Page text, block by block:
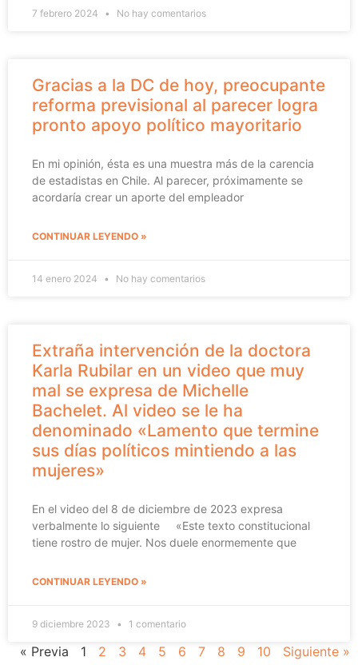
7 febrero 2024 No hay comentarios
Gracias a la DC de hoy, preocupante
reforma previsional al parecer logra
pronto apoyo político mayoritario
En mi opinión, ésta es una muestra más de la carencia
de estadistas en Chile. Al parecer, próximamente se
acordaría crear un aporte del empleador
CONTINUAR LEYENDO »
14 enero 2024 No hay comentarios
Extraña intervención de la doctora
Karla Rubilar en un video que muy
mal se expresa de Michelle
Bachelet. Al video se le ha
denominado «Lamento que termine
sus días políticos mintiendo a las
mujeres»
En el video del 8 de diciembre de 2023 expresa
verbalmente lo siguiente «Este texto constitucional
tiene rostro de mujer. Nos duele enormemente que
CONTINUAR LEYENDO »
9 diciembre 2023 1 comentario
« Previa 1 2 3 4 5 6 7 8 9 10 Siguiente »